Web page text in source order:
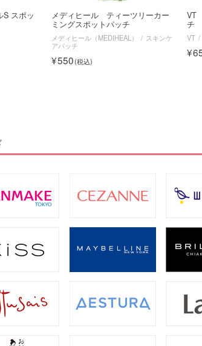
スポッ
メディヒール ティーツリーカー
ミングスポットパッチ
メディヒール（MEDIHEAL）
スキンケ
アパッチ
550
VT
チ
VT